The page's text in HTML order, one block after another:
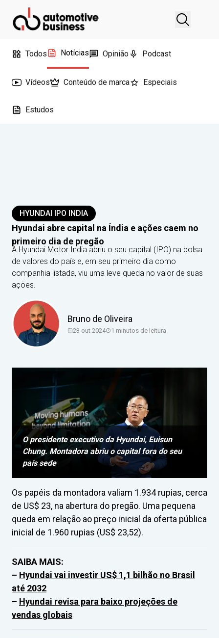
Todos Notícias Opinião Podcast
Vídeos Conteúdo de marca Especiais
Estudos
HYUNDAI IPO INDIA
Hyundai abre capital na Índia e ações caem no
primeiro dia de pregão
A Hyundai Motor India abriu o seu capital (IPO) na bolsa
de valores do país e, em seu primeiro dia como
companhia listada, viu uma leve queda no valor de suas
ações.
Bruno de Oliveira
23 out 2024 1 minutos de leitura
O presidente executivo da Hyundai, Euisun
Chung. Montadora abriu o capital fora do seu
país sede
Os papéis da montadora valiam 1.934 rupias, cerca
de US$ 23, na abertura do pregão. Uma pequena
queda em relação ao preço inicial da oferta pública
inicial de 1.960 rupias (US$ 23,52).
SAIBA MAIS:
– Hyundai vai investir US$ 1,1 bilhão no Brasil
até 2032
– Hyundai revisa para baixo projeções de
vendas globais